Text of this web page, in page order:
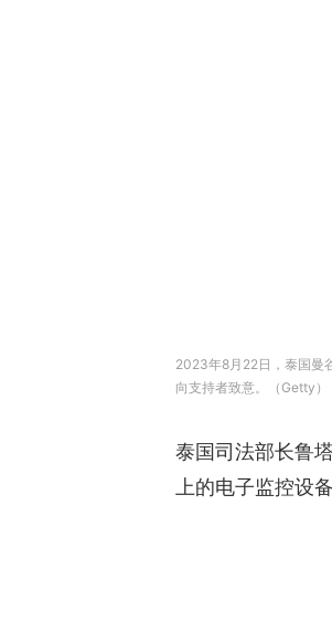
2023年8月22日，泰国曼
向支持者致意。（Getty）
泰国司法部长鲁
上的电子监控设